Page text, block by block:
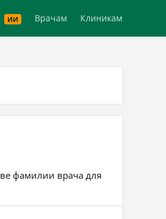
ИИ Врачам Клиникам
фамилии врача для